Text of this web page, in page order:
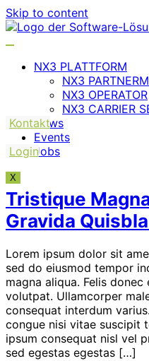
Skip to content
NX3 PLATTFORM
NX3
NX3 OPERATOR
NX3 CARRIER
News
Events
Jobs
X
Kontakt
Login
Tristique
Gravida
Lorem ipsum dolor sit
sed do eiusmod tempor
magna aliqua. Felis
volutpat. Ullamcorper
consequat interdum
congue nisi vitae suscipit
ipsum consequat nisl vel
sed egestas egestas […]